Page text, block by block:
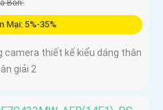
Bán:
Mại: 5%-35%
camera thiết kế kiểu dáng thân
giải 2